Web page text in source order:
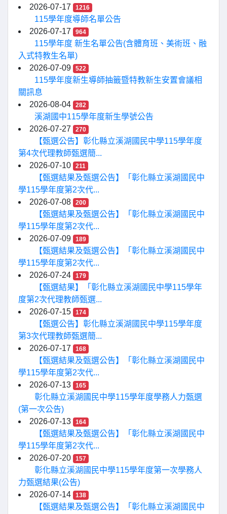
2026-07-17
1216
115學年度導師名單公告
2026-07-17
964
115學年度 新生名單公告(含體育班、美術班、融
入式特教生名單)
2026-07-09
522
115學年度新生導師抽籤暨特教新生安置會議相
關訊息
2026-08-04
282
溪湖國中115學年度新生學號公告
2026-07-27
270
【甄選公告】彰化縣立溪湖國民中學115學年度
第4次代理教師甄選簡...
2026-07-10
211
【甄選結果及甄選公告】「彰化縣立溪湖國民中
學115學年度第2次代...
2026-07-08
200
【甄選結果及甄選公告】「彰化縣立溪湖國民中
學115學年度第2次代...
2026-07-09
189
【甄選結果及甄選公告】「彰化縣立溪湖國民中
學115學年度第2次代...
2026-07-24
179
【甄選結果】「彰化縣立溪湖國民中學115學年
度第2次代理教師甄選...
2026-07-15
174
【甄選公告】彰化縣立溪湖國民中學115學年度
第3次代理教師甄選簡...
2026-07-17
168
【甄選結果及甄選公告】「彰化縣立溪湖國民中
學115學年度第2次代...
2026-07-13
165
彰化縣立溪湖國民中學115學年度學務人力甄選
(第一次公告)
2026-07-13
164
【甄選結果及甄選公告】「彰化縣立溪湖國民中
學115學年度第2次代...
2026-07-20
157
彰化縣立溪湖國民中學115學年度第一次學務人
力甄選結果(公告)
2026-07-14
138
【甄選結果及甄選公告】「彰化縣立溪湖國民中